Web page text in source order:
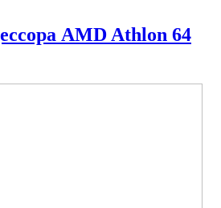
AMD Athlon 64